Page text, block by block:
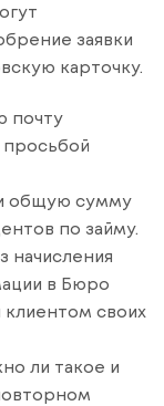
заявки
карточку.
почту
просьбой
общую сумму
по займу.
начисления
в Бюро
своих
ли такое и